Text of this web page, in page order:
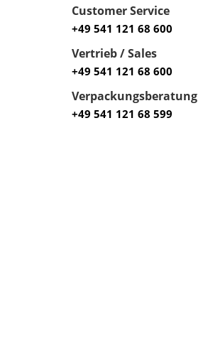
Customer Service
+49 541 121 68 600
Vertrieb / Sales
+49 541 121 68 600
Verpackungsberatung
+49 541 121 68 599